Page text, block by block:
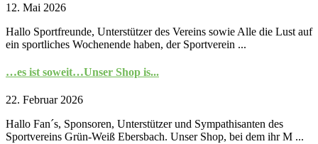
12. Mai 2026
Hallo Sportfreunde, Unterstützer des Vereins sowie Alle die Lust auf
ein sportliches Wochenende haben, der Sportverein ...
…es ist soweit…Unser Shop is...
22. Februar 2026
Hallo Fan´s, Sponsoren, Unterstützer und Sympathisanten des
Sportvereins Grün-Weiß Ebersbach. Unser Shop, bei dem ihr M ...